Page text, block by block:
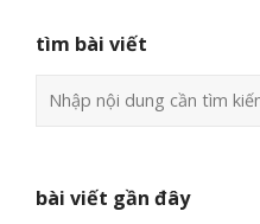
tìm bài viết
bài viết gần đây